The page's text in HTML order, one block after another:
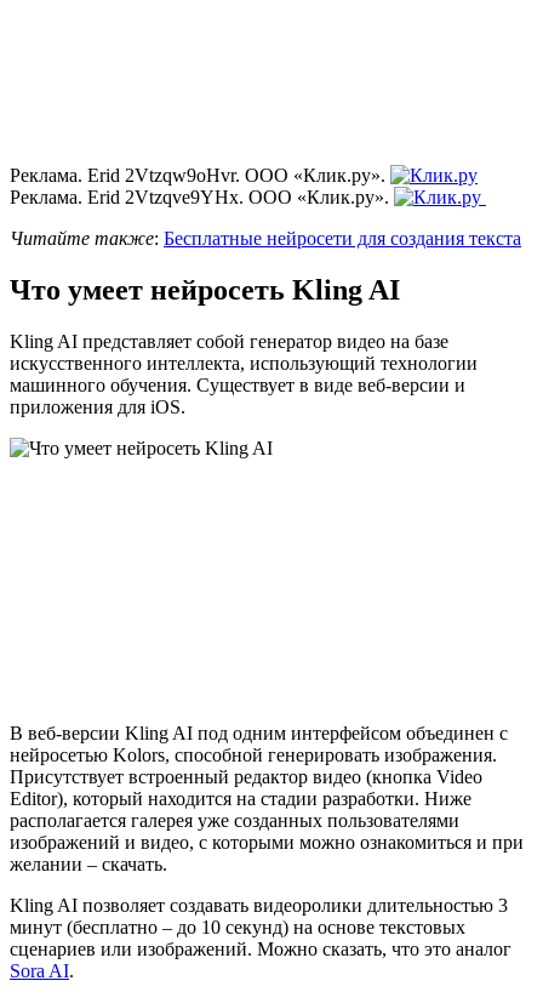
Реклама. Erid 2Vtzqw9oHvr. ООО «Клик.ру».
Реклама. Erid 2Vtzqve9YHx. ООО «Клик.ру».
Читайте также: Бесплатные нейросети для создания текста
Что умеет нейросеть Kling AI
Kling AI представляет собой генератор видео на базе
искусственного интеллекта, использующий технологии
машинного обучения. Существует в виде веб-версии и
приложения для iOS.
В веб-версии Kling AI под одним интерфейсом объединен с
нейросетью Kolors, способной генерировать изображения.
Присутствует встроенный редактор видео (кнопка Video
Editor), который находится на стадии разработки. Ниже
располагается галерея уже созданных пользователями
изображений и видео, с которыми можно ознакомиться и при
желании – скачать.
Kling AI позволяет создавать видеоролики длительностью 3
минут (бесплатно – до 10 секунд) на основе текстовых
сценариев или изображений. Можно сказать, что это аналог
Sora AI.